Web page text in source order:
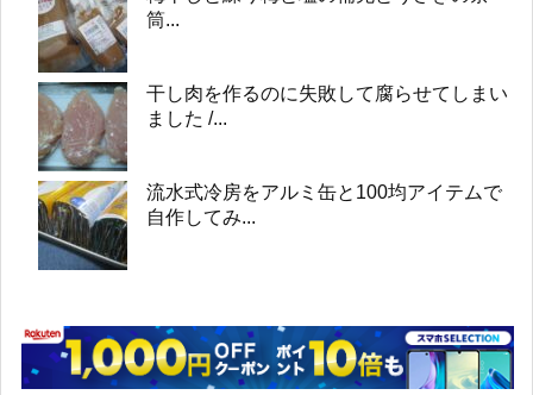
筒...
干し肉を作るのに失敗して腐らせてしまい
ました /...
流水式冷房をアルミ缶と100均アイテムで
自作してみ...